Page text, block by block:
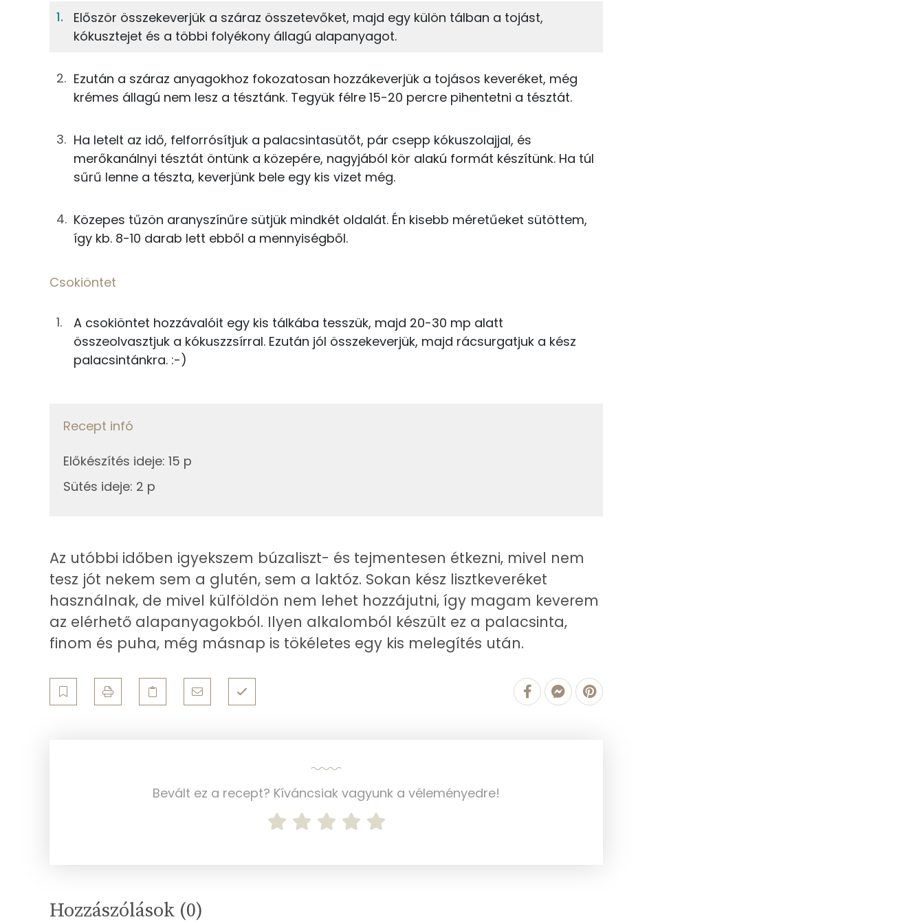
8g kókuszliszt
4gétkezési keményítő
14 kcal
0gszódabikarbóna
0 kcal
25g kókusztej
49 kcal
50g víz
1gkókuszcukor
1g vanília kivonat 0 kcal
0g cukrozatlan kakaópor
1g
kókuszolaj
1g kókuszcukor
Fehérje
Szénhidrát
Zsír
Víz
Foszfor
Kálcium
Magnézium
Szelén
Kolin:
Niacin - B3 vitamin:
C vitamin:
Lut-zea
Fehérje
Zsír
Ásványi anyagok
Összesen
219.5 g
Cink
1 mg
Szelén
Kálcium
27 mg
Vas
1 mg
Szénhidrát
Először összekeverjük a száraz összetevőket, majd egy külön tálban a tojást,
kókusztejet és a többi folyékony állagú alapanyagot.
Ezután a száraz anyagokhoz fokozatosan hozzákeverjük a tojásos keveréket, még
krémes állagú nem lesz a tésztánk. Tegyük félre 15-20 percre pihentetni a tésztát.
Ha letelt az idő, felforrósítjuk a palacsintasütőt, pár csepp kókuszolajjal, és
merőkanálnyi tésztát öntünk a közepére, nagyjából kör alakú formát készítünk. Ha túl
sűrű lenne a tészta, keverjünk bele egy kis vizet még.
Közepes tűzön aranyszínűre sütjük mindkét oldalát. Én kisebb méretűeket sütöttem,
így kb. 8-10 darab lett ebből a mennyiségből.
Csokiöntet
A csokiöntet hozzávalóit egy kis tálkába tesszük, majd 20-30 mp alatt
összeolvasztjuk a kókuszzsírral. Ezután jól összekeverjük, majd rácsurgatjuk a kész
palacsintánkra. :-)
Recept infó
Előkészítés ideje: 15 p
Sütés ideje: 2 p
Az utóbbi időben igyekszem búzaliszt- és tejmentesen étkezni, mivel nem
tesz jót nekem sem a glutén, sem a laktóz. Sokan kész lisztkeveréket
használnak, de mivel külföldön nem lehet hozzájutni, így magam keverem
az elérhető alapanyagokból. Ilyen alkalomból készült ez a palacsinta,
finom és puha, még másnap is tökéletes egy kis melegítés után.
Bevált ez a recept? Kíváncsiak vagyunk a véleményedre!
Hozzászólások (0)